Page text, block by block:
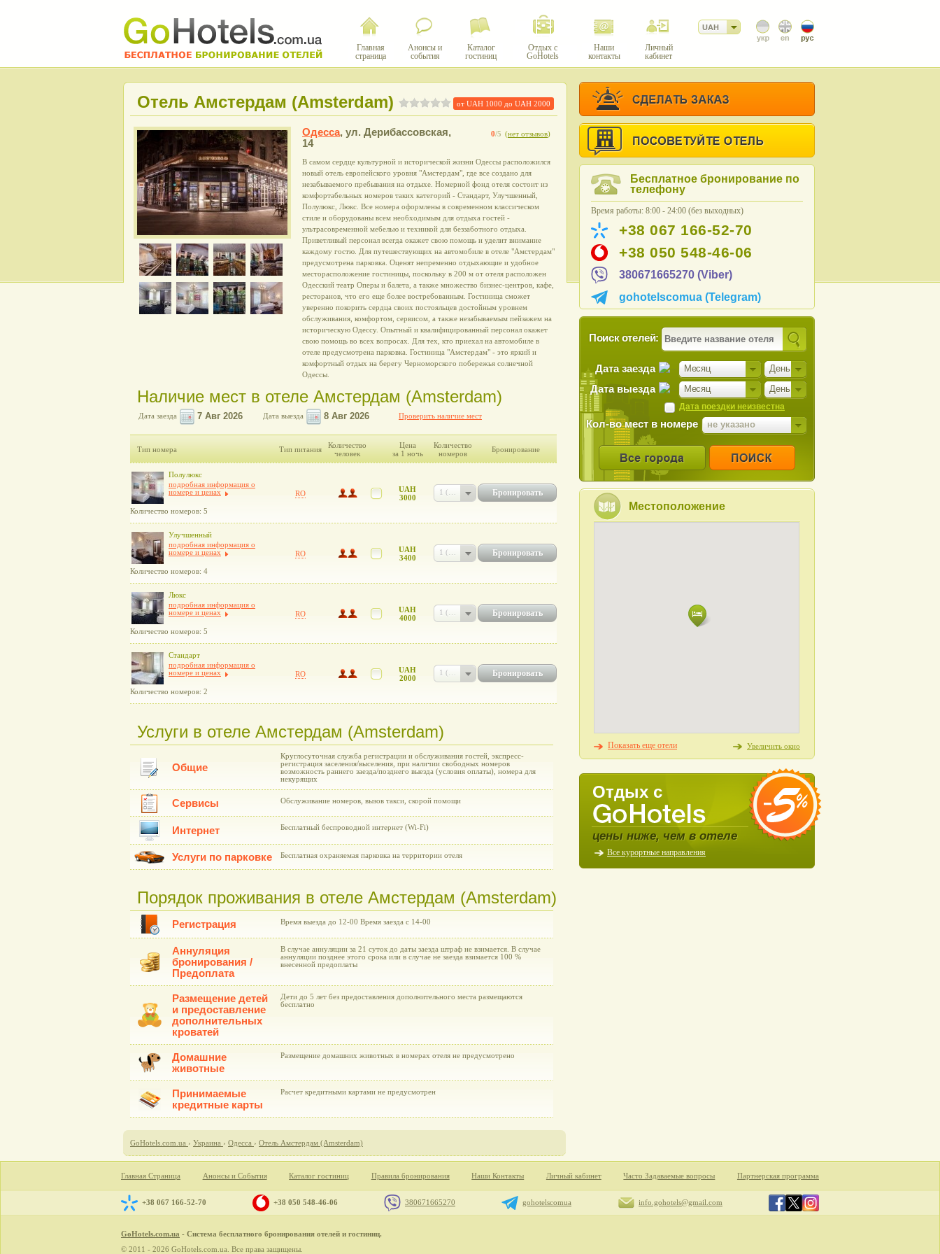
Главная
страница
Анонсы и
события
Каталог
гостиниц
Отдых с
GoHotels
Наши
контакты
Личный
кабинет
UAH
от UAH 1000 до UAH2000
Отель Амстердам (Amsterdam)
0/5 (нет отзывов)
Одесса, ул. Дерибассовская,
14
В самом сердце культурной и исторической жизни Одессы расположился
новый отель европейского уровня "Амстердам", где все создано для
незабываемого пребывания на отдыхе. Номерной фонд отеля состоит из
комфортабельных номеров таких категорий - Стандарт, Улучшенный,
Полулюкс, Люкс. Все номера оформлены в современном классическом
стиле и оборудованы всем необходимым для отдыха гостей -
ультрасовременной мебелью и техникой для беззаботного отдыха.
Приветливый персонал всегда окажет свою помощь и уделит внимание
каждому гостю. Для путешествующих на автомобиле в отеле "Амстердам"
предусмотрена парковка. Оценят непременно отдыхающие и удобное
месторасположение гостиницы, поскольку в 200 м от отеля расположен
Одесский театр Оперы и балета, а также множество бизнес-центров, кафе,
ресторанов, что его еще более востребованным. Гостиница сможет
уверенно покорить сердца своих постояльцев достойным уровнем
обслуживания, комфортом, сервисом, а также незабываемым пейзажем на
историческую Одессу. Опытный и квалифицированный персонал окажет
свою помощь во всех вопросах. Для тех, кто приехал на автомобиле в
отеле предусмотрена парковка. Гостиница "Амстердам" - это яркий и
комфортный отдых на берегу Черноморского побережья солнечной
Одессы.
Наличие мест в отеле Амстердам (Amsterdam)
Дата заезда Дата выезда Проверить наличие мест
Тип номера Тип питания
Количество
человек
Цена
за 1 ночь
Количество
номеров
Бронирование
Полулюкс
подробная информация о
номере и ценах
Количество номеров: 5
RO
UAH
3000
Бронировать
Улучшенный
подробная информация о
номере и ценах
Количество номеров: 4
RO
UAH
3400
Бронировать
Люкс
подробная информация о
номере и ценах
Количество номеров: 5
RO
UAH
4000
Бронировать
Стандарт
подробная информация о
номере и ценах
Количество номеров: 2
RO
UAH
2000
Бронировать
Услуги в отеле Амстердам (Amsterdam)
Общие
Круглосуточная служба регистрации и обслуживания гостей, экспресс-
регистрация заселения/выселения, при наличии свободных номеров
возможность раннего заезда/позднего выезда (условия оплаты), номера для
некурящих
Сервисы Обслуживание номеров, вызов такси, скорой помощи
Интернет Бесплатный беспроводной интернет (Wi-Fi)
Услуги по парковке Бесплатная охраняемая парковка на территории отеля
Порядок проживания в отеле Амстердам (Amsterdam)
Регистрация Время выезда до 12-00 Время заезда с 14-00
Аннуляция
бронирования /
Предоплата
В случае аннуляции за 21 суток до даты заезда штраф не взимается. В случае
аннуляции позднее этого срока или в случае не заезда взимается 100 %
внесенной предоплаты
Размещение детей
и предоставление
дополнительных
кроватей
Дети до 5 лет без предоставления дополнительного места размещаются
бесплатно
Домашние
животные
Размещение домашних животных в номерах отеля не предусмотрено
Принимаемые
кредитные карты
Расчет кредитными картами не предусмотрен
GoHotels.com.ua › Украина › Одесса › Отель Амстердам (Amsterdam)
Бесплатное бронирование по
телефону
Время работы: 8:00 - 24:00 (без выходных)
+38 067 166-52-70
+38 050 548-46-06
380671665270 (Viber)
gohotelscomua (Telegram)
Поиск отелей:
Месяц День
Дата заезда
Месяц День
Дата выезда
Дата поездки неизвестна
Кол-во мест в номере не указано
Местоположение
Показать еще отели Увеличить окно
Отдых с
цены ниже, чем в отеле
Все курортные направления
Главная Страница Анонсы и События Каталог гостиниц Правила бронирования Наши Контакты Личный кабинет Часто Задаваемые вопросы Партнерская программа
+38 067 166-52-70 +38 050 548-46-06 380671665270 gohotelscomua info.gohotels@gmail.com
GoHotels.com.ua - Система бесплатного бронирования отелей и гостиниц.
© 2011 - 2026 GoHotels.com.ua. Все права защищены.